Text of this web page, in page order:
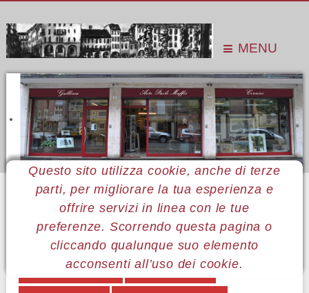
MENU
Questo sito utilizza cookie, anche di terze
parti, per migliorare la tua esperienza e
offrire servizi in linea con le tue
preferenze. Scorrendo questa pagina o
cliccando qualunque suo elemento
acconsenti all’uso dei cookie.
Sei qui: Home Le mostre
Mostre 2014
Antonella Magliozzi
Note biografiche
MENÙ ANTONELLA MAGLIOZZI
La forma del colore Note biografiche